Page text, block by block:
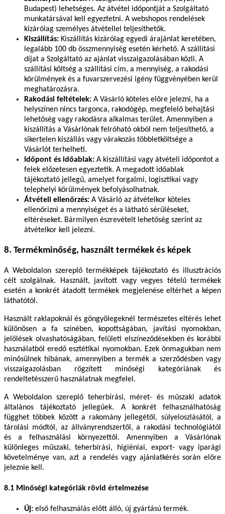
Budapest) lehetséges. Az átvétel időpontját a Szolgáltató
munkatársával kell egyeztetni. A webshopos rendelések
kizárólag személyes átvétellel teljesíthetők.
Kiszállítás: Kiszállítás kizárólag egyedi árajánlat keretében,
legalább 100 db összmennyiség esetén kérhető. A szállítási
díjat a Szolgáltató az ajánlat visszaigazolásában közli. A
szállítási költség a szállítási cím, a mennyiség, a rakodási
körülmények és a fuvarszervezési igény függvényében kerül
meghatározásra.
Rakodási feltételek: A Vásárló köteles előre jelezni, ha a
helyszínen nincs targonca, rakodógép, megfelelő behajtási
lehetőség vagy rakodásra alkalmas terület. Amennyiben a
kiszállítás a Vásárlónak felróható okból nem teljesíthető, a
sikertelen kiszállás vagy várakozás többletköltsége a
Vásárlót terhelheti.
Időpont és időablak: A kiszállítási vagy átvételi időpontot a
felek előzetesen egyeztetik. A megadott időablak
tájékoztató jellegű, amelyet forgalmi, logisztikai vagy
telephelyi körülmények befolyásolhatnak.
Átvételi ellenőrzés: A Vásárló az átvételkor köteles
ellenőrizni a mennyiséget és a látható sérüléseket,
eltéréseket. Bármilyen észrevételt lehetőség szerint az
átvételkor kell jelezni.
8. Termékminőség, használt termékek és képek
A Weboldalon szereplő termékképek tájékoztató és illusztrációs
célt szolgálnak. Használt, javított vagy vegyes tételű termékek
esetén a konkrét átadott termékek megjelenése eltérhet a képen
láthatótól.
Használt raklapoknál és göngyölegeknél természetes eltérés lehet
különösen a fa színében, kopottságában, javítási nyomokban,
jelölések olvashatóságában, felületi elszíneződésekben és korábbi
használatból eredő esztétikai nyomokban. Ezek önmagukban nem
minősülnek hibának, amennyiben a termék a szerződésben vagy
visszaigazolásban rögzített minőségi kategóriának és
rendeltetésszerű használatnak megfelel.
A Weboldalon szereplő teherbírási, méret- és műszaki adatok
általános tájékoztató jellegűek. A konkrét felhasználhatóság
függhet többek között a rakomány jellegétől, súlyeloszlásától, a
tárolási módtól, az állványrendszertől, a rakodási technológiától
és a felhasználási környezettől. Amennyiben a Vásárlónak
különleges műszaki, teherbírási, higiéniai, export- vagy iparági
követelménye van, azt a rendelés vagy ajánlatkérés során előre
jeleznie kell.
8.1 Minőségi kategóriák rövid értelmezése
Új: első felhasználás előtt álló, új gyártású termék.